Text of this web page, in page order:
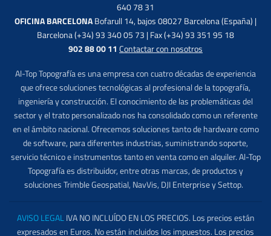
640 78 31
OFICINA BARCELONABofarull 14, bajos 08027 Barcelona (España) |
Barcelona (+34) 93 340 05 73 | Fax (+34) 93 351 95 18
902 88 00 11 Contactar con nosotros
Al-Top Topografía es una empresa con cuatro décadas de experiencia
que ofrece soluciones tecnológicas al profesional de la topografía,
ingeniería y construcción. El conocimiento de las problemáticas del
sector y el trato personalizado nos ha consolidado como un referente
en el ámbito nacional. Ofrecemos soluciones tanto de hardware como
de software, para diferentes industrias, suministrando soporte,
servicio técnico e instrumentos tanto en venta como en alquiler. Al-Top
Topografía es distribuidor, entre otras marcas, de productos y
soluciones Trimble Geospatial, NavVis, DJI Enterprise y Settop.
AVISO LEGALIVA NO INCLUÍDO EN LOS PRECIOS. Los precios están
expresados en Euros. No están incluidos los impuestos. Los precios